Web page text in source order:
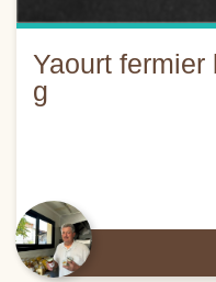
Yaourt fermier
g